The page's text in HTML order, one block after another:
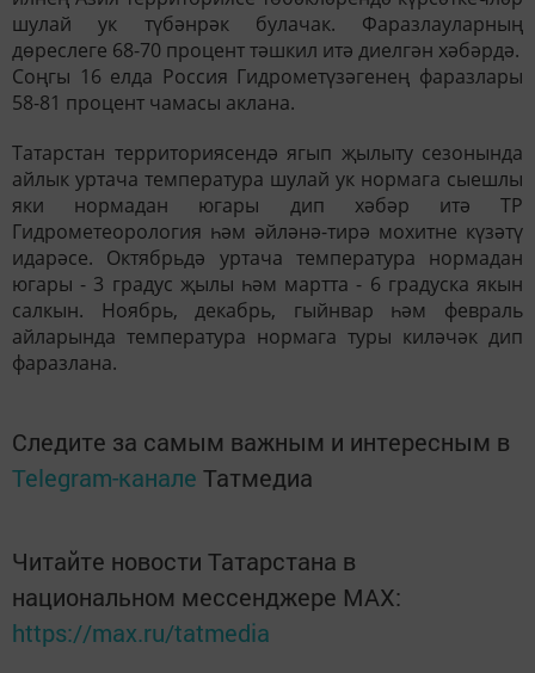
шулай ук түбәнрәк булачак. Фаразлауларның
дөреслеге 68-70 процент тәшкил итә диелгән хәбәрдә.
Соңгы 16 елда Россия Гидрометүзәгенең фаразлары
58-81 процент чамасы аклана.
Татарстан территориясендә ягып җылыту сезонында
айлык уртача температура шулай ук нормага сыешлы
яки нормадан югары дип хәбәр итә ТР
Гидрометеорология һәм әйләнә-тирә мохитне күзәтү
идарәсе. Октябрьдә уртача температура нормадан
югары - 3 градус җылы һәм мартта - 6 градуска якын
салкын. Ноябрь, декабрь, гыйнвар һәм февраль
айларында температура нормага туры киләчәк дип
фаразлана.
Следите за самым важным и интересным в
Telegram-канале Татмедиа
Читайте новости Татарстана в
национальном мессенджере MАХ:
https://max.ru/tatmedia